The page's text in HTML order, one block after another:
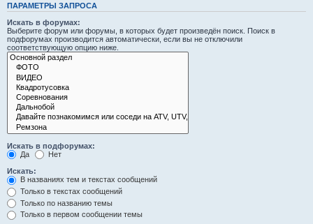
ПАРАМЕТРЫ ЗАПРОСА
Искать в форумах:
Выберите форум или форумы, в которых будет произведён поиск. Поиск в
подфорумах производится автоматически, если вы не отключили
соответствующую опцию ниже.
Искать в подфорумах:
Да
Нет
Искать:
В названиях тем и текстах сообщений
Только в текстах сообщений
Только по названию темы
Только в первом сообщении темы